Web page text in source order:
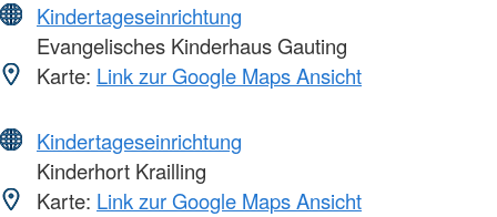
Kindertageseinrichtung
Evangelisches Kinderhaus Gauting
Karte: Link zur Google Maps Ansicht
Kindertageseinrichtung
Kinderhort Krailling
Karte: Link zur Google Maps Ansicht